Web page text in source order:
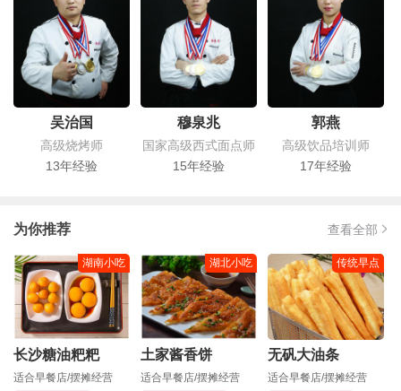
吴治国
高级烧烤师
13年经验
穆泉兆
国家高级西式面点师
15年经验
郭燕
高级饮品培训师
17年经验
为你推荐 查看全部
长沙糖油粑粑
湖南小吃
适合早餐店/摆摊经营
土家酱香饼
湖北小吃
适合早餐店/摆摊经营
无矾大油条
传统早点
适合早餐店/摆摊经营